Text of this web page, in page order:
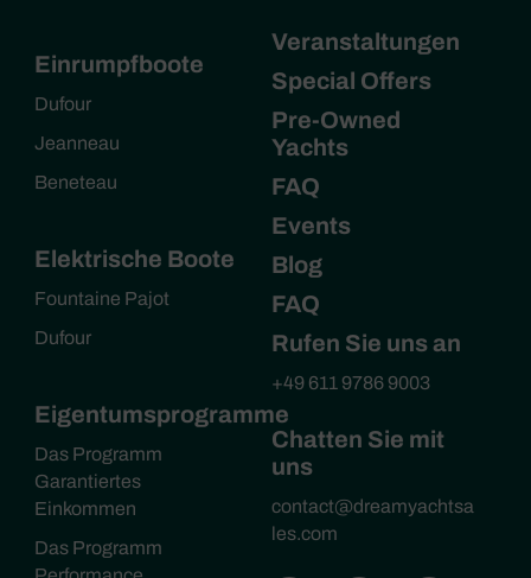
Einrumpfboote
Dufour
Jeanneau
Beneteau
Elektrische Boote
Fountaine Pajot
Dufour
Eigentumsprogramme
Das Programm
Garantiertes
Einkommen
Das Programm
Veranstaltungen
Special Offers
Pre-Owned
Yachts
FAQ
Events
Blog
FAQ
Rufen Sie uns an
+49 611 9786 9003
Chatten Sie mit
uns
contact@dreamyachtsa
les.com